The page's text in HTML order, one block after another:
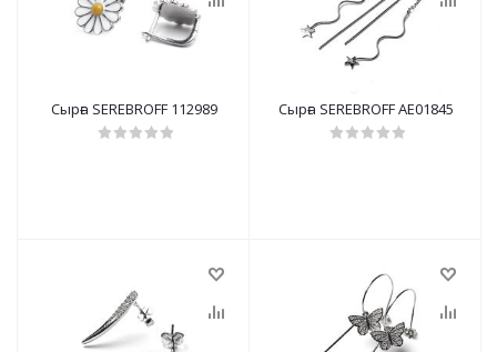
Сырға SEREBROFF 112989 Сырға SEREBROFF AE01845